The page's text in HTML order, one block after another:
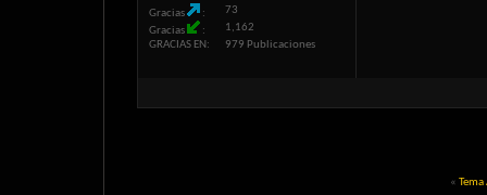
Gracias
73
Gracias
1,162
GRACIAS EN
979 Publicaciones
«